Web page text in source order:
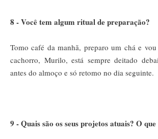
8 - Você tem algum ritual de preparação?
Tomo café da manhã, preparo um chá e
cachorro, Murilo, está sempre deitado
antes do almoço e só retomo no dia seguinte.
9 - Quais são os seus projetos atuais? O